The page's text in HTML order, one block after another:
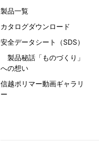
製品一覧
カタログダウンロード
安全データシート（SDS）
製品秘話 「ものづくり」
への想い
信越ポリマー動画ギャラリ
ー